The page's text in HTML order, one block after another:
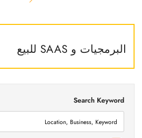
البرمجيات و SAAS للبيع
Search Keyword